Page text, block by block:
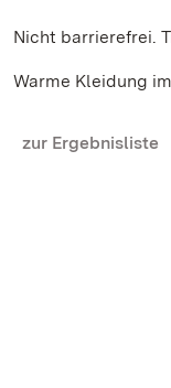
Nicht barrierefrei.
Warme Kleidung
zur Ergebnisliste